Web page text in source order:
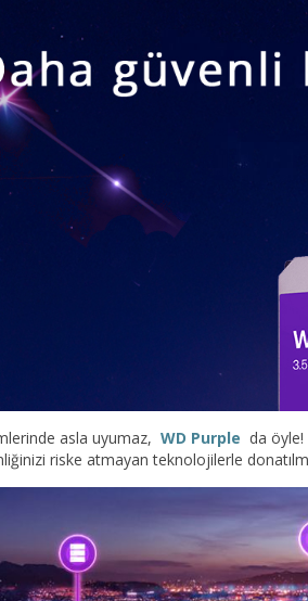
asla uyumaz, WD Purple da
riske atmayan teknolojilerle